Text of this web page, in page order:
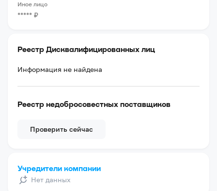
Иное лицо
***** ₽
Реестр Дисквалифицированных лиц
Информация не найдена
Реестр недобросовестных поставщиков
Проверить сейчас
Учредители компании
Нет данных